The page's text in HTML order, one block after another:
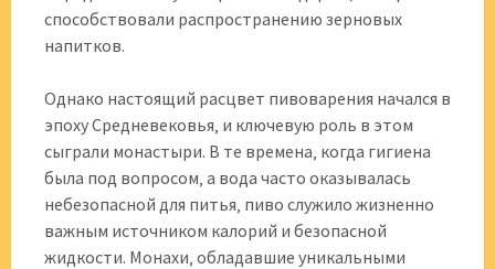
способствовали распространению зерновых
напитков.
Однако настоящий расцвет пивоварения начался в
эпоху Средневековья‚ и ключевую роль в этом
сыграли монастыри. В те времена‚ когда гигиена
была под вопросом‚ а вода часто оказывалась
небезопасной для питья‚ пиво служило жизненно
важным источником калорий и безопасной
жидкости. Монахи‚ обладавшие уникальными